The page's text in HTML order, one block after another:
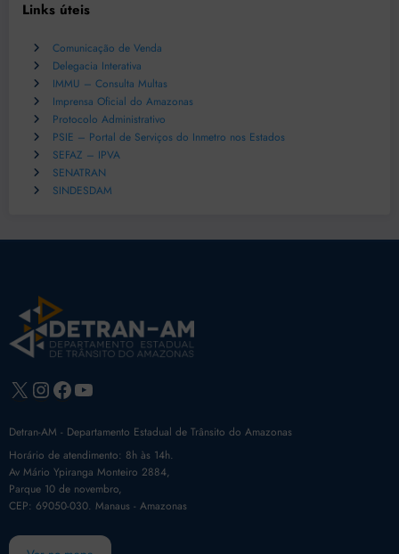
Links úteis
Comunicação de Venda
Delegacia Interativa
IMMU – Consulta Multas
Imprensa Oficial do Amazonas
Protocolo Administrativo
PSIE – Portal de Serviços do Inmetro nos Estados
SEFAZ – IPVA
SENATRAN
SINDESDAM
X Instagram
Facebook
Youtube
Detran-AM - Departamento Estadual de Trânsito do Amazonas
Horário de atendimento: 8h às 14h.
Av Mário Ypiranga Monteiro 2884,
Parque 10 de novembro,
CEP: 69050-030. Manaus - Amazonas